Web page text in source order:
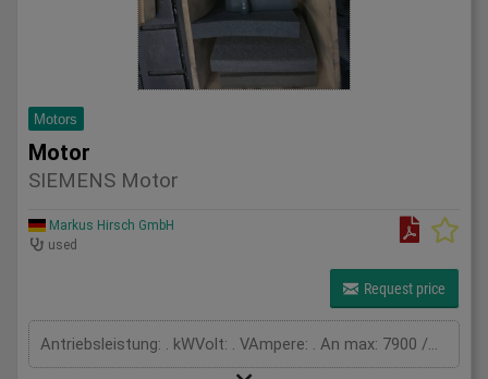
Motors
Motor
SIEMENS Motor
Markus Hirsch GmbH
used
Request price
Antriebsleistung: . kWVolt: . VAmpere: . An max: 7900 /minn N: 3000 /minM o: 27 NmM n: 18,5 NmI 0: 16,4 AI N: 13 AU iN: 315 VBRAKE 24 VDC_ _3014404: 22,3 W